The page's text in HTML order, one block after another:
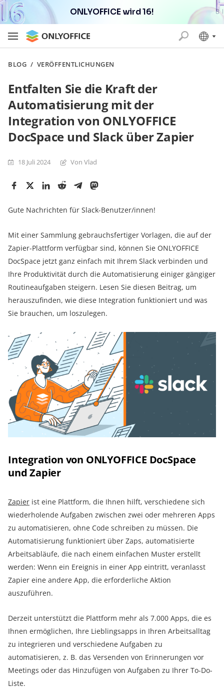
ONLYOFFICE wird 16!
BLOG / VERÖFFENTLICHUNGEN
Entfalten Sie die Kraft der
Automatisierung mit der
Integration von ONLYOFFICE
DocSpace und Slack über Zapier
18 Juli 2024 Von Vlad
Gute Nachrichten für Slack-Benutzer/innen!
Mit einer Sammlung gebrauchsfertiger Vorlagen, die auf der
Zapier-Plattform verfügbar sind, können Sie ONLYOFFICE
DocSpace jetzt ganz einfach mit Ihrem Slack verbinden und
Ihre Produktivität durch die Automatisierung einiger gängiger
Routineaufgaben steigern. Lesen Sie diesen Beitrag, um
herauszufinden, wie diese Integration funktioniert und was
Sie brauchen, um loszulegen.
Integration von ONLYOFFICE DocSpace
und Zapier
Zapier ist eine Plattform, die Ihnen hilft, verschiedene sich
wiederholende Aufgaben zwischen zwei oder mehreren Apps
zu automatisieren, ohne Code schreiben zu müssen. Die
Automatisierung funktioniert über Zaps, automatisierte
Arbeitsabläufe, die nach einem einfachen Muster erstellt
werden: Wenn ein Ereignis in einer App eintritt, veranlasst
Zapier eine andere App, die erforderliche Aktion
auszuführen.
Derzeit unterstützt die Plattform mehr als 7.000 Apps, die es
Ihnen ermöglichen, Ihre Lieblingsapps in Ihren Arbeitsalltag
zu integrieren und verschiedene Aufgaben zu
automatisieren, z. B. das Versenden von Erinnerungen vor
Meetings oder das Hinzufügen von Aufgaben zu Ihrer To-Do-
Liste.